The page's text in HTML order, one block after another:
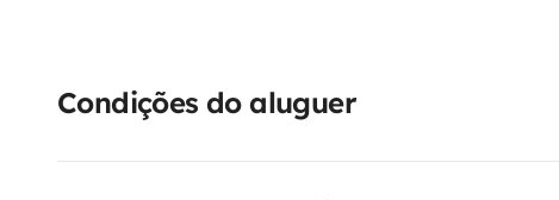
Condições do aluguer